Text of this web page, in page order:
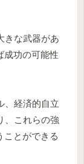
きな武器があ
成功の可能性
、経済的自立
、これらの強
ことができる